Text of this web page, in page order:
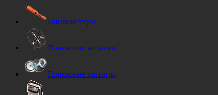
Пинпоинтеры
Поисковые катушки
Поисковые магниты